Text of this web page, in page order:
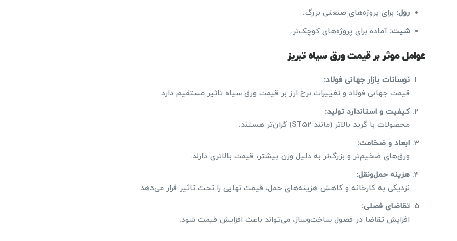
رول: برای پروژه‌های صنعتی بزرگ.
شیت: آماده برای پروژه‌های کوچک‌تر.
عوامل موثر بر قیمت ورق سیاه تبریز
نوسانات بازار جهانی فولاد:
قیمت جهانی فولاد و تغییرات نرخ ارز بر قیمت ورق سیاه تاثیر مستقیم دارد.
کیفیت و استاندارد تولید:
محصولات با گرید بالاتر (مانند ST52) گران‌تر هستند.
ابعاد و ضخامت:
ورق‌های ضخیم‌تر و بزرگ‌تر به دلیل وزن بیشتر، قیمت بالاتری دارند.
هزینه حمل‌ونقل:
نزدیکی به کارخانه و کاهش هزینه‌های حمل، قیمت نهایی را تحت تاثیر قرار می‌دهد.
تقاضای فصلی:
افزایش تقاضا در فصول ساخت‌وساز، می‌تواند باعث افزایش قیمت شود.